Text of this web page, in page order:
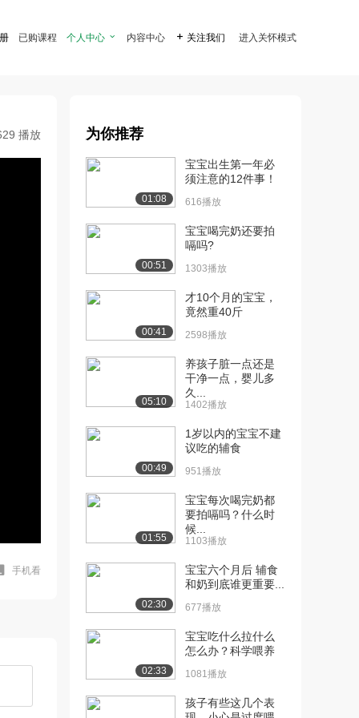
已购课程 个人中心  内容中心  关注我们 进入关怀模式
播放
手机看
为你推荐
01:08
宝宝出生第一年必
须注意的12件事！
616播放
00:51
宝宝喝完奶还要拍
嗝吗?
1303播放
00:41
才10个月的宝宝，
竟然重40斤
2598播放
05:10
养孩子脏一点还是
干净一点，婴儿多
久...
1402播放
00:49
1岁以内的宝宝不建
议吃的辅食
951播放
01:55
宝宝每次喝完奶都
要拍嗝吗？什么时
候...
1103播放
02:30
宝宝六个月后 辅食
和奶到底谁更重要...
677播放
02:33
宝宝吃什么拉什么
怎么办？科学喂养
1081播放
孩子有些这几个表